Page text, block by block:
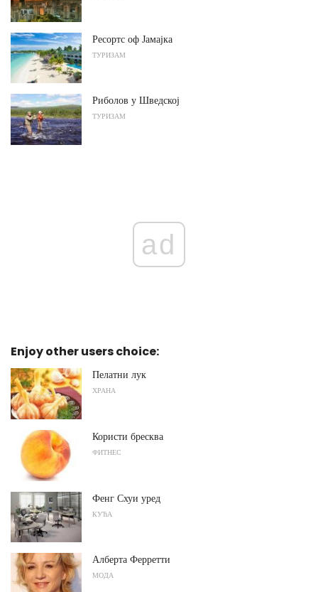
Ресортс оф Јамајка
ТУРИЗАМ
Риболов у Шведској
ТУРИЗАМ
ad
Enjoy other users choice:
Пелатни лук
ХРАНА
Користи бресква
ФИТНЕС
Фенг Схуи уред
КУЋА
Алберта Ферретти
МОДА